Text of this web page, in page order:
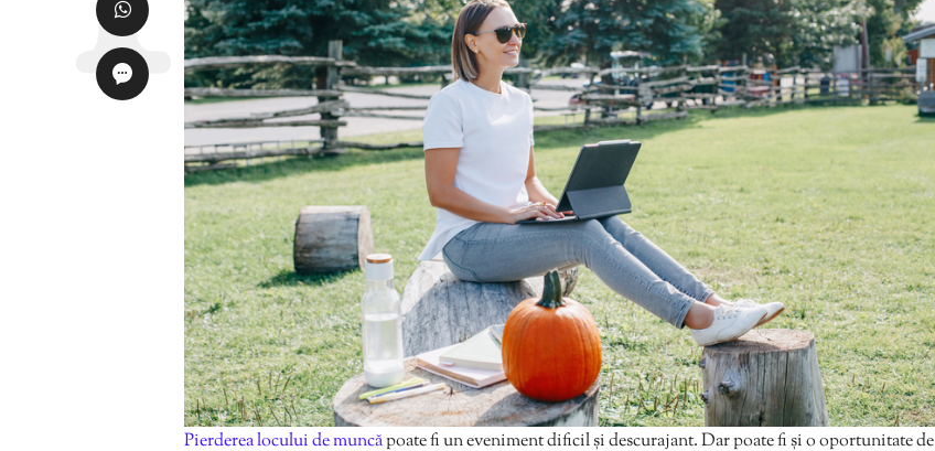
Pierderea locului de muncăpoate fi un eveniment dificil și descurajant. Dar poate fi și o oportunitate de